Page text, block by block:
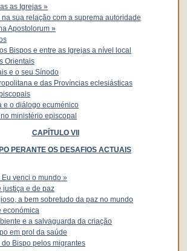
as Igrejas »
sua relação com a suprema autoridade
Apostolorum »
Bispos e entre as Igrejas a nível local
Orientais
e o seu Sínodo
e das Províncias eclesiásticas
e o diálogo ecuménico
ministério episcopal
CAPÍTULO VII
PERANTE OS DESAFIOS ACTUAIS
venci o mundo »
justiça e de paz
a bem sobretudo da paz no mundo
económica
e a salvaguarda da criação
em prol da saúde
Bispo pelos migrantes